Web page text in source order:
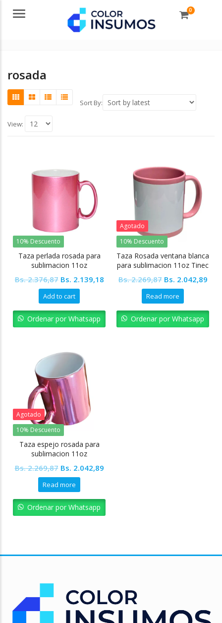
Menu 0
rosada
Sort By:
View:
10% Descuento
Taza perlada rosada para
sublimacion 11oz
Bs.2.376,87 Original
price
was:
Bs. 2.376,87.
Bs. 2.139,18Current
Bs. 2.139,18.
Add to cart
Ordenar por Whatsapp
Agotado
10% Descuento
Taza Rosada ventana blanca
para sublimacion 11oz Tinec
Bs.2.269,87 Original
price
was:
Bs. 2.269,87.
Bs. 2.042,89
Bs.
Read more
Ordenar por Whatsapp
Agotado
10% Descuento
Taza espejo rosada para
sublimacion 11oz
Bs.2.269,87 Original
price
was:
Bs. 2.269,87.
Bs. 2.042,89Current
Bs. 2.042,89.
Read more
Ordenar por Whatsapp